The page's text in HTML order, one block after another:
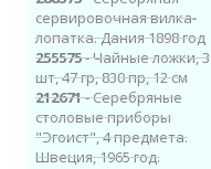
сервировочная вилка-
лопатка. Дания 1898 год
255575- Чайные ложки, 3
шт, 47 гр, 830 пр, 12 см
212671- Cеребряные
столовые приборы
"Эгоист", 4 предмета.
Швеция, 1965 год.